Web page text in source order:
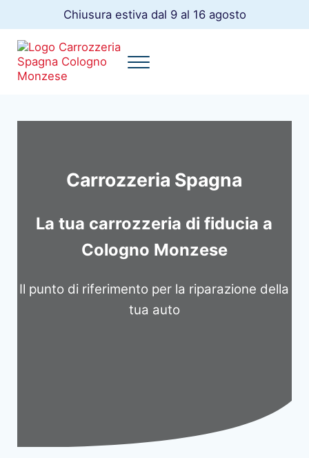
Passa al contenuto principale
Skip to header right navigation
Skip to site footer
Chiusura estiva dal 9 al 16 agosto
Menu
Carrozzeria Spagna
La tua carrozzeria di fiducia a
Cologno Monzese
Il punto di riferimento per la riparazione della
tua auto